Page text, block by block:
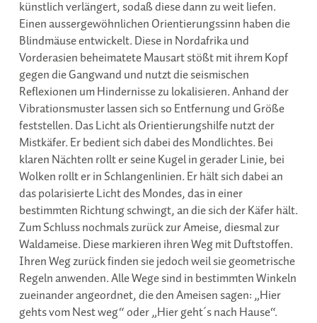
künstlich verlängert, sodaß diese dann zu weit liefen.
Einen aussergewöhnlichen Orientierungssinn haben die
Blindmäuse entwickelt. Diese in Nordafrika und
Vorderasien beheimatete Mausart stößt mit ihrem Kopf
gegen die Gangwand und nutzt die seismischen
Reflexionen um Hindernisse zu lokalisieren. Anhand der
Vibrationsmuster lassen sich so Entfernung und Größe
feststellen. Das Licht als Orientierungshilfe nutzt der
Mistkäfer. Er bedient sich dabei des Mondlichtes. Bei
klaren Nächten rollt er seine Kugel in gerader Linie, bei
Wolken rollt er in Schlangenlinien. Er hält sich dabei an
das polarisierte Licht des Mondes, das in einer
bestimmten Richtung schwingt, an die sich der Käfer hält.
Zum Schluss nochmals zurück zur Ameise, diesmal zur
Waldameise. Diese markieren ihren Weg mit Duftstoffen.
Ihren Weg zurück finden sie jedoch weil sie geometrische
Regeln anwenden. Alle Wege sind in bestimmten Winkeln
zueinander angeordnet, die den Ameisen sagen: „Hier
gehts vom Nest weg“ oder „Hier geht´s nach Hause“.